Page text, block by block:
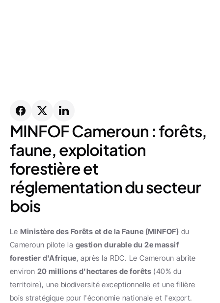
MINFOF Cameroun : forêts,
faune, exploitation
forestière et
réglementation du secteur
bois
Le Ministère des Forêts et de la Faune (MINFOF) du
Cameroun pilote la gestion durable du 2e massif
forestier d'Afrique, après la RDC. Le Cameroun abrite
environ 20 millions d'hectares de forêts (40% du
territoire), une biodiversité exceptionnelle et une filière
bois stratégique pour l'économie nationale et l'export.